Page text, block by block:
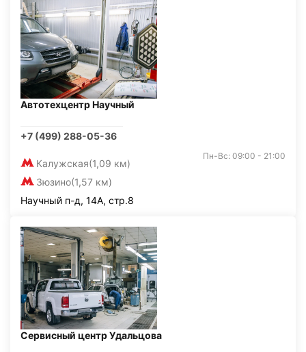
Автотехцентр Научный
+7 (499) 288-05-36
Калужская(1,09 км)
Зюзино(1,57 км)
Пн-Вс: 09:00 - 21:00
Научный п-д, 14А, стр.8
Сервисный центр Удальцова